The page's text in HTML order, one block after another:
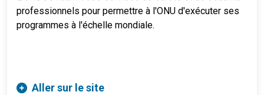
professionnels pour permettre à l'ONU d'exécuter ses
programmes à l'échelle mondiale.
Aller sur le site